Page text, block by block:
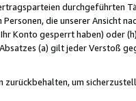
durchgeführten
die unserer Ansicht
Konto gesperrt haben) oder
(a) gilt jeder Verstoß
um